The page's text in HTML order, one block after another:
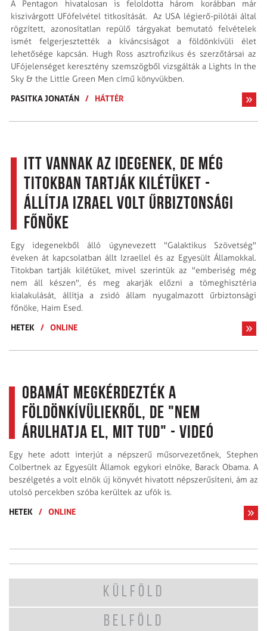
A Pentagon hivatalosan is feloldotta három korábban már
kiszivárgott UFófelvétel titkosítását. Az USA légierő-pilótái által
rögzített, azonosítatlan repülő tárgyakat bemutató felvételek
ismét felgerjesztették a kíváncsiságot a földönkívüli élet
lehetősége kapcsán. Hugh Ross asztrofizikus és szerzőtársai az
UFójelenséget keresztény szemszögből vizsgálták a Lights In the
Sky & the Little Green Men című könyvükben.
PASITKA JONATÁN / HÁTTÉR
Itt vannak az idegenek, de még
titokban tartják kilétüket -
állítja Izrael volt űrbiztonsági
főnöke
Egy idegenekből álló úgynevezett "Galaktikus Szövetség"
éveken át kapcsolatban állt Izraellel és az Egyesült Államokkal.
Titokban tartják kilétüket, mivel szerintük az "emberiség még
nem áll készen", és meg akarják előzni a tömeghisztéria
kialakulását, állítja a zsidó állam nyugalmazott űrbiztonsági
főnöke, Haim Esed.
HETEK
/ ONLINE
Obamát megkérdezték a
földönkívüliekről, de "nem
árulhatja el, mit tud" - videó
Egy hete adott interjút a népszerű műsorvezetőnek, Stephen
Colbertnek az Egyesült Államok egykori elnöke, Barack Obama. A
beszélgetés a volt elnök új könyvét hivatott népszerűsíteni, ám az
utolsó percekben szóba kerültek az ufók is.
HETEK
/ ONLINE
KÜLFÖLD
BELFÖLD